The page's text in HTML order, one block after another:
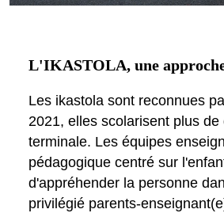
L'IKASTOLA, une
Les ikastola sont reconnues
2021, elles scolarisent plus
terminale. Les équipes
pédagogique centré sur
d'appréhender la personne
privilégié parents-